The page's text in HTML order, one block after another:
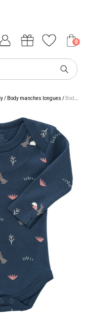
0
/ Body manches longues / Body manches longues en coton bio Rabbit mood indigo (3-6 mois : 60 à 67 cm)